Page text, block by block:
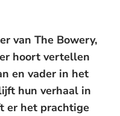
van The Bowery,
hoort vertellen
en vader in het
hun verhaal in
er het prachtige